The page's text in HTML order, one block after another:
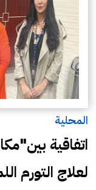
المحلية
اتفاقية
لعلاج التورم